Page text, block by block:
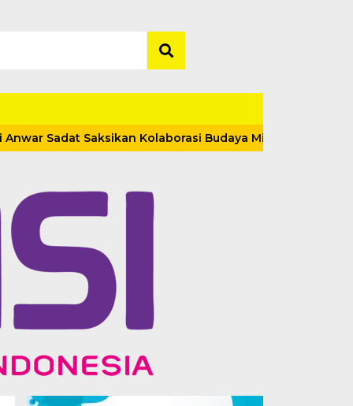
Saksikan Kolaborasi Budaya Minang dan India di